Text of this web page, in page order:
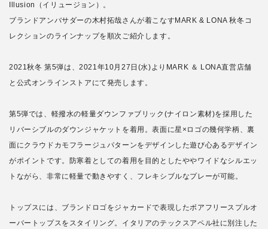
Illusion（イリュージョン）。
ブランドアンバサダーの木村拓哉さんが着こなすMARK & LONA 秋冬コ
レクションのラインナップを順次ご紹介します。
2021秋冬 第5弾は、2021年10月27日(水)よりMARK ＆ LONA直営店舗
と公式オンラインストアにて発売します。
第5弾では、軽撥水の軽量ダウンファブリック(ナイロン素材)を採用した
リバーシブルのダウンジャケットを着用。表面に星×ロゴの幾何学柄、裏
面にクラウドカモフラージュパターンをデザインした遊び心あるデザイン
がポイントです。防寒着としての着用を目的としたややワイドなシルエッ
トながら、非常に軽量で動きやすく、フレキシブルなプレーが可能。
トップスには、ブランドロゴをジャカードで表現したボアフリースプルオ
ーバートップスをスタイリング。イタリアのテックスアペル社に別注した